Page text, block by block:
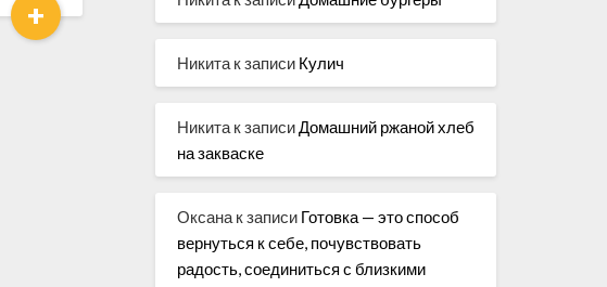
+
Никитак записи Кулич
Никитак записи Домашний ржаной хлеб
на закваске
Оксанак записи Готовка — это способ
вернуться к себе, почувствовать
радость, соединиться с близкими